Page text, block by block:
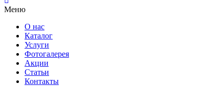
Меню
О нас
Каталог
Услуги
Фотогалерея
Акции
Статьи
Контакты